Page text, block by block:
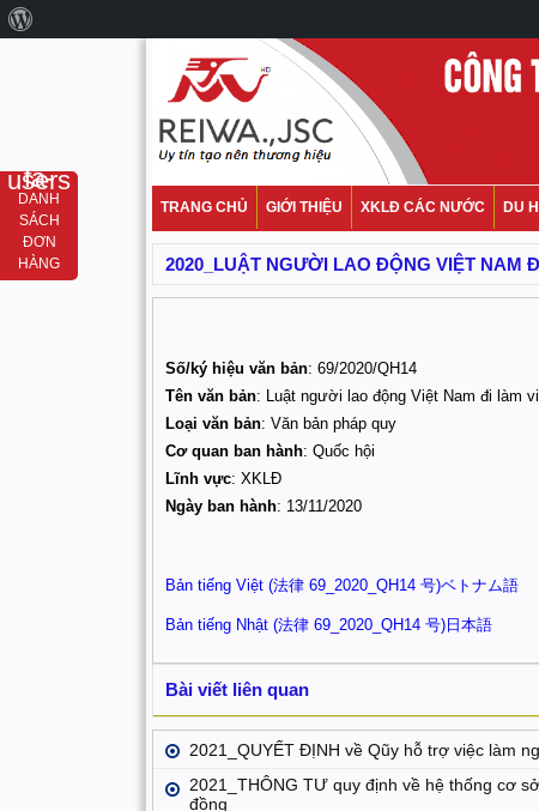
TRANG CHỦ GIỚI THIỆU XKLĐ CÁC NƯỚC DU
2020_LUẬT NGƯỜI LAO ĐỘNG VIỆT NAM
Số/ký hiệu văn bản: 69/2020/QH14
Tên văn bản: Luật người lao động Việt Nam đi làm
Loại văn bản: Văn bản pháp quy
Cơ quan ban hành: Quốc hội
Lĩnh vực: XKLĐ
Ngày ban hành: 13/11/2020
Bản tiếng Việt (法律 69_2020_QH14 号)ベトナム語
Bản tiếng Nhật (法律 69_2020_QH14 号)日本語
Bài viết liên quan
2021_QUYẾT ĐỊNH về Qũy hỗ trợ việc làm
2021_THÔNG TƯ quy định về hệ thống cơ
đồng
fa-users
DANH
SÁCH
ĐƠN
HÀNG